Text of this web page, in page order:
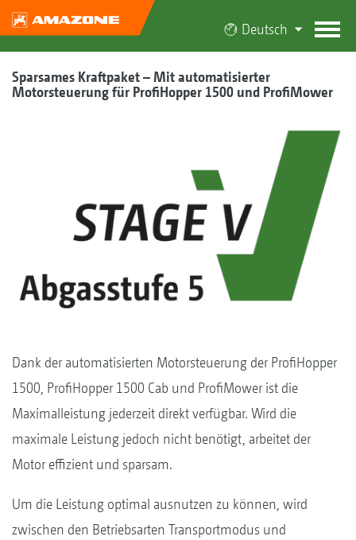
Deutsch
Sparsames Kraftpaket – Mit automatisierter
Motorsteuerung für ProfiHopper 1500 und ProfiMower
Dank der automatisierten Motorsteuerung der ProfiHopper
1500, ProfiHopper 1500 Cab und ProfiMower ist die
Maximalleistung jederzeit direkt verfügbar. Wird die
maximale Leistung jedoch nicht benötigt, arbeitet der
Motor effizient und sparsam.
Um die Leistung optimal ausnutzen zu können, wird
zwischen den Betriebsarten Transportmodus und